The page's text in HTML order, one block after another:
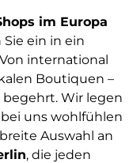
im Europa
ein in ein
international
Boutiquen –
begehrt. Wir legen
uns wohlfühlen
Auswahl an
, die jeden